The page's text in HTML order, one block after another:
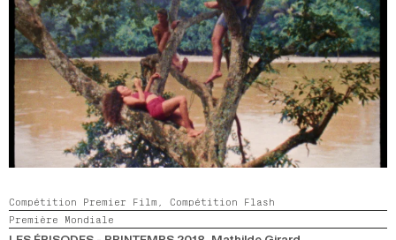
Compétition Premier Film, Compétition Flash
Première Mondiale